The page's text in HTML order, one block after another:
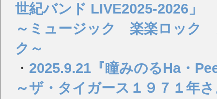
世紀バンド LIVE2025-2026」
～ミュージック 楽楽ロック
ク～
・ 2025.9.21『瞳みのるHa・
～ザ・タイガース１９７１年